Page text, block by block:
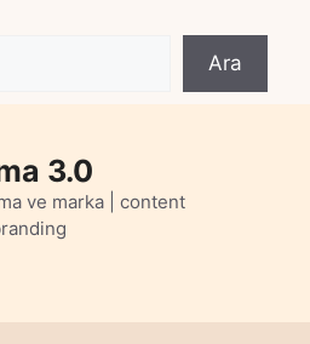
Ara
3.0
ve marka | content